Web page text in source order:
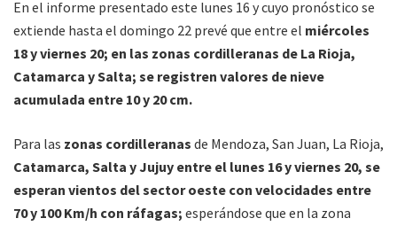
En el informe presentado este lunes 16 y cuyo pronóstico se
extiende hasta el domingo 22 prevé que entre el miércoles
18 y viernes 20; en las zonas cordilleranas de La Rioja,
Catamarca y Salta; se registren valores de nieve
acumulada entre 10 y 20 cm.
Para las zonas cordilleranas de Mendoza, San Juan, La Rioja,
Catamarca, Salta y Jujuy entre el lunes 16 y viernes 20, se
esperan vientos del sector oeste con velocidades entre
70 y 100 Km/h con ráfagas; esperándose que en la zona